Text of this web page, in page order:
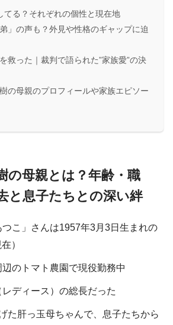
てる？それぞれの個性と現在地
弟」の声も？外見や性格のギャップに迫
救った｜裁判で語られた”家族愛”の決
の母親のプロフィールや家族エピソー
の母親とは？年齢・職
と息子たちとの深い絆
こ」さんは1957年3月3日生まれの
）
のトマト農園で現役勤務中
ディース）の総長だった
た肝っ玉母ちゃんで、息子たちから